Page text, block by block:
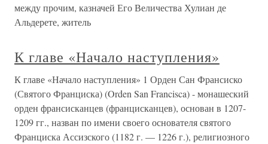
между прочим, казначей Его Величества Хулиан де
Альдерете, житель
К главе «Начало наступления»
К главе «Начало наступления» 1 Орден Сан Франсиско
(Святого Франциска) (Orden San Francisca) - монашеский
орден франсисканцев (францисканцев), основан в 1207-
1209 гг., назван по имени своего основателя святого
Франциска Ассизского (1182 г. — 1226 г.), религиозного